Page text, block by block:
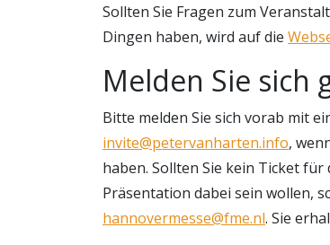
Sollten Sie Fragen zum
Dingen haben, wird auf die
Melden Sie sich
Bitte melden Sie sich vorab mit
invite@petervanharten.info,
haben. Sollten Sie kein Ticket
Präsentation dabei sein wollen,
hannovermesse@fme.nl. Sie